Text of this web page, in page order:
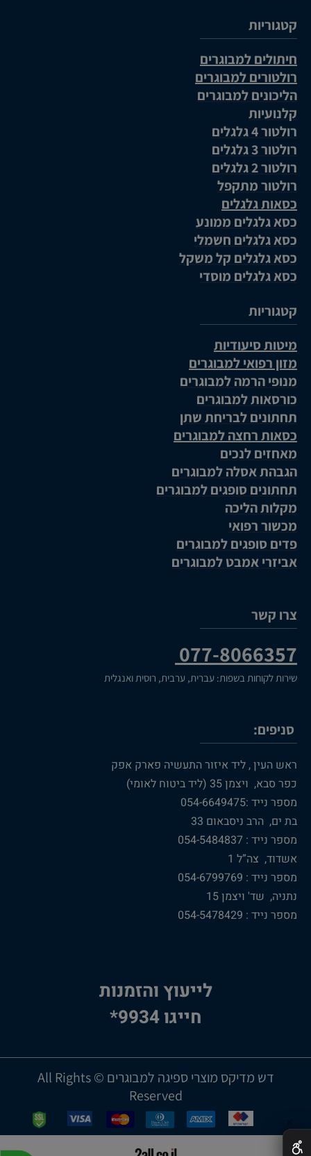
קטגוריות
חיתולים למבוגרים
רולטורים למבוגרים
הליכונים למבוגרים
קלנועיות
רולטור 4 גלגלים
רולטור 3 גלגלים
רולטור 2 גלגלים
רולטור מתקפל
כסאות גלגלים
כסא גלגלים ממונע
כסא גלגלים חשמלי
כסא גלגלים קל משקל
כסא גלגלים מוסדי
קטגוריות
מיטות סיעודיות
מזון רפואי למבוגרים
מנופי הרמה למבוגרים
כורסאות למבוגרים
תחתונים לבריחת שתן
כסאות רחצה למבוגרים
מאחזים לנכים
הגבהת אסלה למבוגרים
תחתונים סופגים למבוגרים
מקלות הליכה
מכשור רפואי
פדים סופגים למבוגרים
אביזרי אמבט למבוגרים
צרו קשר
077-8066357
שירות לקוחות בשפות: עברית, ערבית, רוסית ואנגלית
סניפים:
ראש העין , ליד איזור התעשיה פארק אפק
כפר סבא, ויצמן 35 (ליד ביטוח לאומי)
מספר נייד :054-6649475
בת ים, הרב ניסבאום 33
מספר נייד : 054-5484837
אשדוד, צה”ל 1
מספר נייד : 054-6799769
נתניה, שד' ויצמן 15
מספר נייד : 054-5478429
לייעוץ והזמנות
חייגו 9934*
דש מדיקס מוצרי ספיגה למבוגרים © All Rights
Reserved